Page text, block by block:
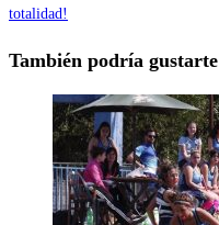
totalidad!
También podría gustarte